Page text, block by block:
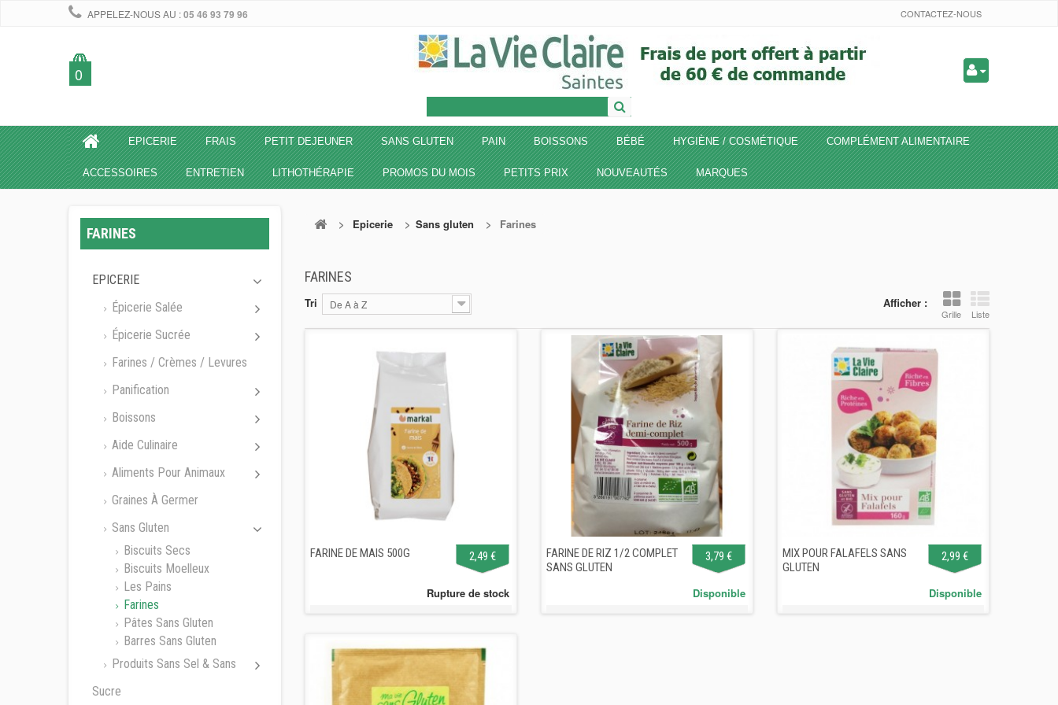
CONTACTEZ-NOUS
APPELEZ-NOUS AU :05 46 93 79 96
0
EPICERIE FRAIS PETIT DEJEUNER SANS GLUTEN PAIN BOISSONS BÉBÉ HYGIÈNE / COSMÉTIQUE COMPLÉMENT ALIMENTAIRE
ACCESSOIRES ENTRETIEN LITHOTHÉRAPIE PROMOS DU MOIS PETITS PRIX NOUVEAUTÉS MARQUES
FARINES
EPICERIE
Épicerie Salée
Épicerie Sucrée
Farines / Crèmes / Levures
Panification
Boissons
Aide Culinaire
Aliments Pour Animaux
Graines À Germer
Sans Gluten
Biscuits Secs
Biscuits Moelleux
Les Pains
Farines
Pâtes Sans Gluten
Barres Sans Gluten
Produits Sans Sel & Sans
Sucre
> Epicerie > Sans gluten > Farines
FARINES
Afficher :
Grille Liste
Tri De A à Z
FARINE DE MAIS 500G 2,49 €
Rupture de stock
FARINE DE RIZ 1/2 COMPLET
SANS GLUTEN
3,79 €
Disponible
MIX POUR FALAFELS SANS
GLUTEN
2,99 €
Disponible